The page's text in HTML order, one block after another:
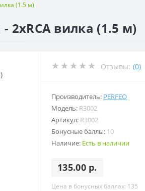
(1.5 м)
2xRCA вилка (1.5 м)
Отзывы: (0)
Производитель: PERFEO
Модель: R3002
Артикул: R3002
Бонусные баллы: 10
Наличие: Есть в наличии
135.00 р.
Цена в бонусных баллах: 135